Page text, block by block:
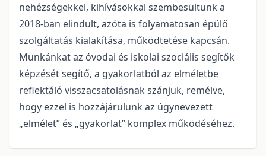
nehézségekkel, kihívásokkal szembesültünk a
2018-ban elindult, azóta is folyamatosan épülő
szolgáltatás kialakítása, működtetése kapcsán.
Munkánkat az óvodai és iskolai szociális segítők
képzését segítő, a gyakorlatból az elméletbe
reflektáló visszacsatolásnak szánjuk, remélve,
hogy ezzel is hozzájárulunk az úgynevezett
„elmélet” és „gyakorlat” komplex működéséhez.